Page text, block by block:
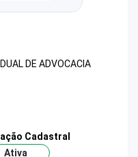
DE ADVOCACIA
Cadastral
Ativa